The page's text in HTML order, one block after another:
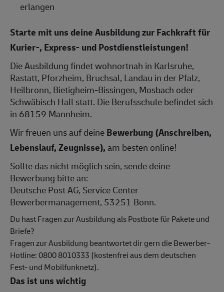
erlangen
Starte mit uns deine Ausbildung zur Fachkraft für
Kurier-, Express- und Postdienstleistungen!
Die Ausbildung findet wohnortnah in Karlsruhe,
Rastatt, Pforzheim, Bruchsal, Landau in der Pfalz,
Heilbronn, Bietigheim-Bissingen, Mosbach oder
Schwäbisch Hall statt. Die Berufsschule befindet sich
in 68159 Mannheim.
Wir freuen uns auf deineBewerbung (Anschreiben,
Lebenslauf, Zeugnisse),am besten online!
Sollte das nicht möglich sein, sende deine
Bewerbung bitte an:
Deutsche Post AG, Service Center
Bewerbermanagement, 53251 Bonn.
Du hast Fragen zur Ausbildung als Postbote für Pakete und
Briefe?
Fragen zur Ausbildung beantwortet dir gern die Bewerber-
Hotline: 0800 8010333 (kostenfrei aus dem deutschen
Fest- und Mobilfunknetz).
Das ist uns wichtig